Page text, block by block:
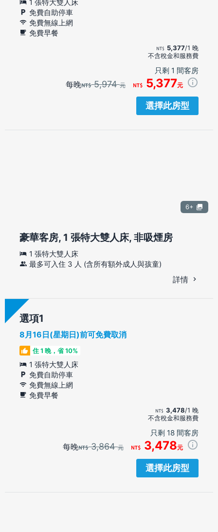
1 張特大雙人床
免費自助停車
免費無線上網
免費早餐
5,377/1 晚
不含稅金和服務費
只剩 1 間客房
每晚 5,974元 5,377元
選擇此房型
6+
豪華客房, 1 張特大雙人床, 非吸煙房
1 張特大雙人床
最多可入住 3 人 (含所有額外成人與孩童)
詳情
選項
8月16日(星期日)前可免費取消
住 1 晚，省 10%
1 張特大雙人床
免費自助停車
免費無線上網
免費早餐
3,478/1 晚
不含稅金和服務費
只剩 18 間客房
每晚 3,864元 3,478元
選擇此房型